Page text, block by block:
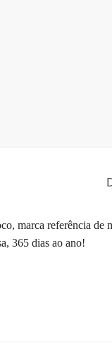
marca referência de
365 dias ao ano!